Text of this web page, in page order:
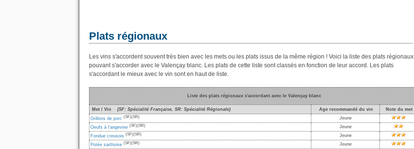
Plats régionaux
Les vins s'accordent souvent très bien avec les mets ou les plats issus de la même région ! Voici la liste des plats régionaux
pouvant s'accorder avec le Valençay blanc. Les plats de cette liste sont classés en fonction de leur accord. Les plats
s'accordant le mieux avec le vin sont en haut de liste.
Liste des plats régionaux s'accordant avec le Valençay blanc
Met / Vin (SF: Spécialité Française, SR: Spécialité Régionale) Age recommandé du vin
Note du met
Grillons de porc (SF)(SR)
Jeune
Oeufs à l'angevine (SF)(SR)
Jeune
Fondue creusois (SF)(SR)
Jeune
Potée sarthoise (SF)(SR)
Jeune